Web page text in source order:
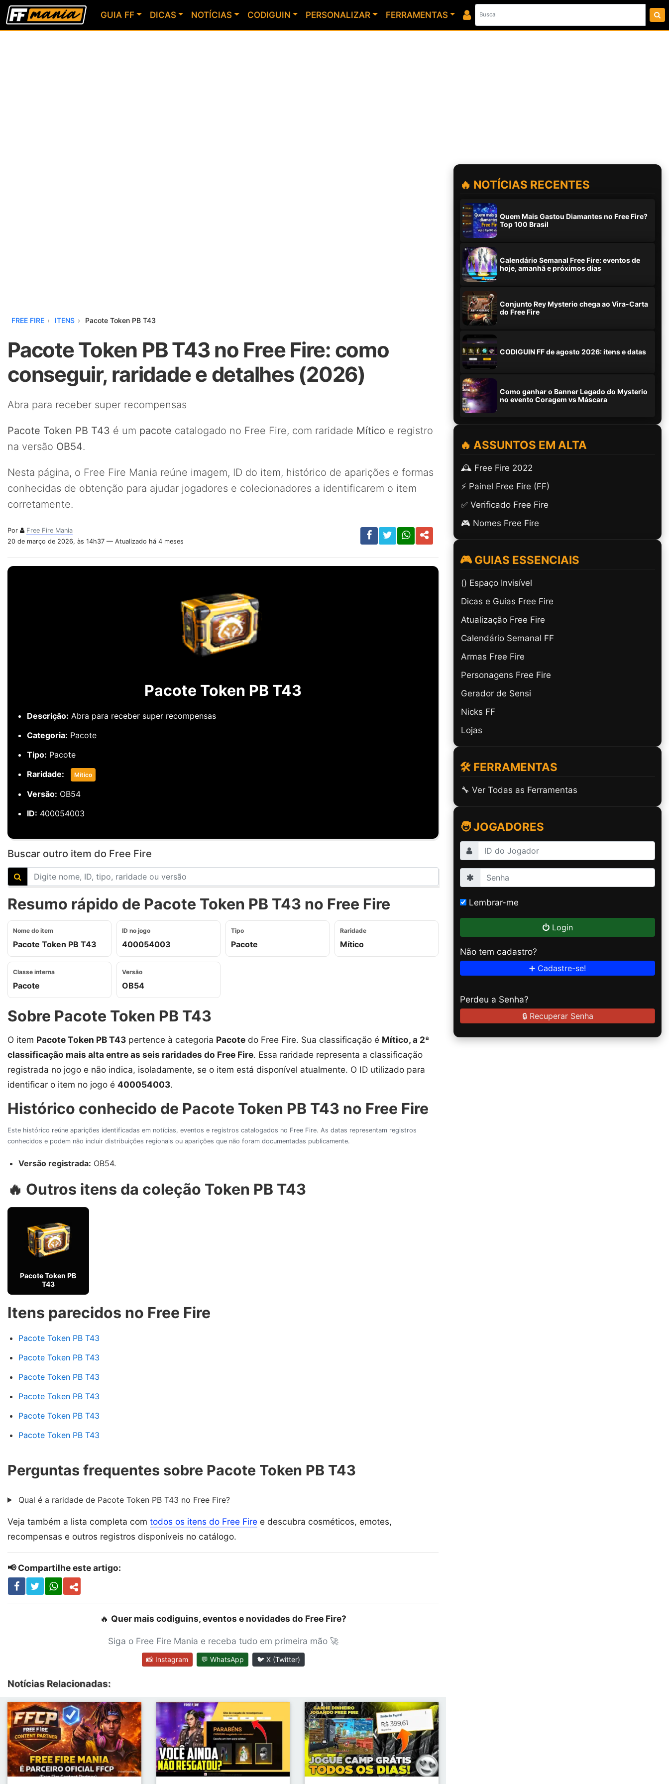
GUIA FF DICAS NOTÍCIAS CODIGUIN PERSONALIZAR FERRAMENTAS
FREE FIRE ITENS Pacote Token PB T43
Pacote Token PB T43 no Free Fire: como
conseguir, raridade e detalhes (2026)
Abra para receber super recompensas
Pacote Token PB T43 é um pacote catalogado no Free Fire, com raridade Mítico e registro
na versão OB54.
Nesta página, o Free Fire Mania reúne imagem, ID do item, histórico de aparições e formas
conhecidas de obtenção para ajudar jogadores e colecionadores a identificarem o item
corretamente.
Por
Free Fire Mania
20 de março de 2026, às 14h37 — Atualizado há 4 meses
Pacote Token PB T43
Descrição: Abra para receber super recompensas
Categoria: Pacote
Tipo: Pacote
Raridade:
Mítico
Versão: OB54
ID: 400054003
Buscar outro item do Free Fire
Resumo rápido de Pacote Token PB T43 no Free Fire
Nome do item
Pacote Token PB T43
ID no jogo
400054003
Tipo
Pacote
Raridade
Mítico
Classe interna
Pacote
Versão
OB54
Sobre Pacote Token PB T43
O item Pacote Token PB T43 pertence à categoria Pacote do Free Fire. Sua classificação é Mítico, a 2ª
classificação mais alta entre as seis raridades do Free Fire. Essa raridade representa a classificação
registrada no jogo e não indica, isoladamente, se o item está disponível atualmente. O ID utilizado para
identificar o item no jogo é 400054003.
Histórico conhecido de Pacote Token PB T43 no Free Fire
Este histórico reúne aparições identificadas em notícias, eventos e registros catalogados no Free Fire. As datas representam registros
conhecidos e podem não incluir distribuições regionais ou aparições que não foram documentadas publicamente.
Versão registrada: OB54.
🔥 Outros itens da coleção Token PB T43
Pacote Token PB
T43
Itens parecidos no Free Fire
Pacote Token PB T43
Pacote Token PB T43
Pacote Token PB T43
Pacote Token PB T43
Pacote Token PB T43
Pacote Token PB T43
Perguntas frequentes sobre Pacote Token PB T43
Qual é a raridade de Pacote Token PB T43 no Free Fire?
Veja também a lista completa com todos os itens do Free Fire e descubra cosméticos, emotes,
recompensas e outros registros disponíveis no catálogo.
📢 Compartilhe este artigo:
🔥 Quer mais codiguins, eventos e novidades do Free Fire?
Siga o Free Fire Mania e receba tudo em primeira mão 🚀
📸 Instagram 💬 WhatsApp 🐦 X (Twitter)
Notícias Relacionadas:
🔥 NOTÍCIAS RECENTES
Quem Mais Gastou Diamantes no Free Fire?
Top 100 Brasil
Calendário Semanal Free Fire: eventos de
hoje, amanhã e próximos dias
Conjunto Rey Mysterio chega ao Vira-Carta
do Free Fire
CODIGUIN FF de agosto 2026: itens e datas
Como ganhar o Banner Legado do Mysterio
no evento Coragem vs Máscara
🔥 ASSUNTOS EM ALTA
🕰️ Free Fire 2022
⚡ Painel Free Fire (FF)
✅ Verificado Free Fire
🎮 Nomes Free Fire
🎮 GUIAS ESSENCIAIS
(ㅤ) Espaço Invisível
Dicas e Guias Free Fire
Atualização Free Fire
Calendário Semanal FF
Armas Free Fire
Personagens Free Fire
Gerador de Sensi
Nicks FF
Lojas
🛠️ FERRAMENTAS
🔧 Ver Todas as Ferramentas
🧑 JOGADORES
Lembrar-me
Login
Não tem cadastro?
➕ Cadastre-se!
Perdeu a Senha?
🔒 Recuperar Senha